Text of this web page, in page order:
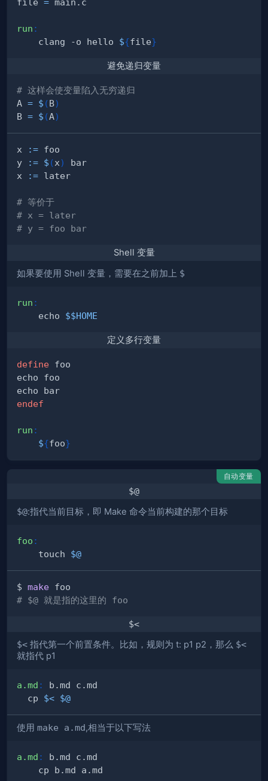
file =
run :
	clang -o hello
${file}
避免递归变量
# 这样会使变量陷入无穷递归
A = $ (B)
B = $ (A)
x :=
y
:= $ (x)
x
:=
# 等价于
# x = later
# y = foo bar
Shell 变量
如果要使用 Shell 变量，需要在之前加上 $
run :
	echo
$$HOME
定义多行变量
define
endef
run :
${foo}
自动变量
$@
$@:指代当前目标，即 Make 命令当前构建的那个目标
foo :
	touch
$@
$ make
# $@ 就是指的这里的 foo
$<
$< 指代第一个前置条件。比如，规则为 t: p1 p2，那么 $<
就指代 p1
a.md :
  cp
$< $@
使用 make a.md,相当于以下写法
a.md :